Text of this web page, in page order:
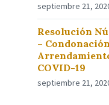
septiembre 21,
Resolución
–
COVID-19
septiembre 21,